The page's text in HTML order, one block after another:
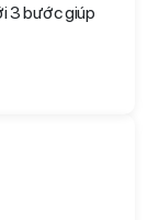
3 bước giúp